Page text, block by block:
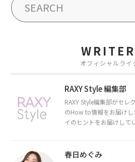
オフィシャルライ
RAXY Style 編集部
RAXY Style編集部がセレ
のHow to情報をお届け
イのヒントをお届けして
春日めぐみ